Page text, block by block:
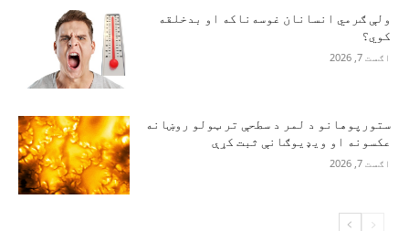
ولې ګرمي انسانان غوسه‌ناکه او بدخلقه
کوي؟
اګست 7, 2026
ستورپوهانو د لمر د سطحې تر ټولو روښانه
عکسونه او ویډیوګانې ثبت کړې
اګست 7, 2026